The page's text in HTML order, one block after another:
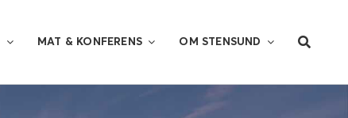
MAT & KONFERENS OM STENSUND